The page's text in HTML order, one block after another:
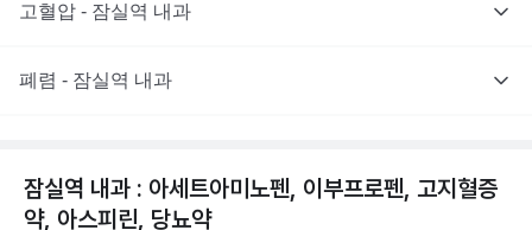
고혈압 - 잠실역 내과
폐렴 - 잠실역 내과
잠실역 내과 : 아세트아미노펜, 이부프로펜, 고지혈증
약, 아스피린, 당뇨약